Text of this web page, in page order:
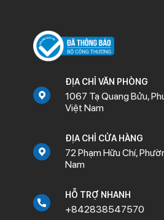
ĐỊA CHỈ VĂN PHÒNG
1067 Tạ Quang Bửu,
Việt Nam
ĐỊA CHỈ CỬA HÀNG
72 Phạm Hữu Chí,
Nam
HỖ TRỢ NHANH
+842838547570